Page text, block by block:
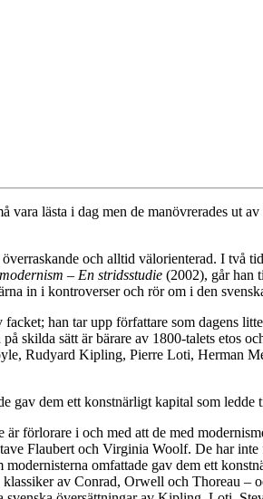
vara lästa i dag men de manövrerades ut
och alltid välorienterad. I två
– En stridsstudie (2002), går han
in i kontroverser och rör om i den
han tar upp författare som dagens
skilda sätt är bärare av 1800-talets etos
Rudyard Kipling, Pierre Loti, Herman
gav dem ett konstnärligt kapital som ledde
är förlorare i och med att de med
Flaubert och Virginia Woolf. De har
omfattade gav dem ett
av Conrad, Orwell och Thoreau